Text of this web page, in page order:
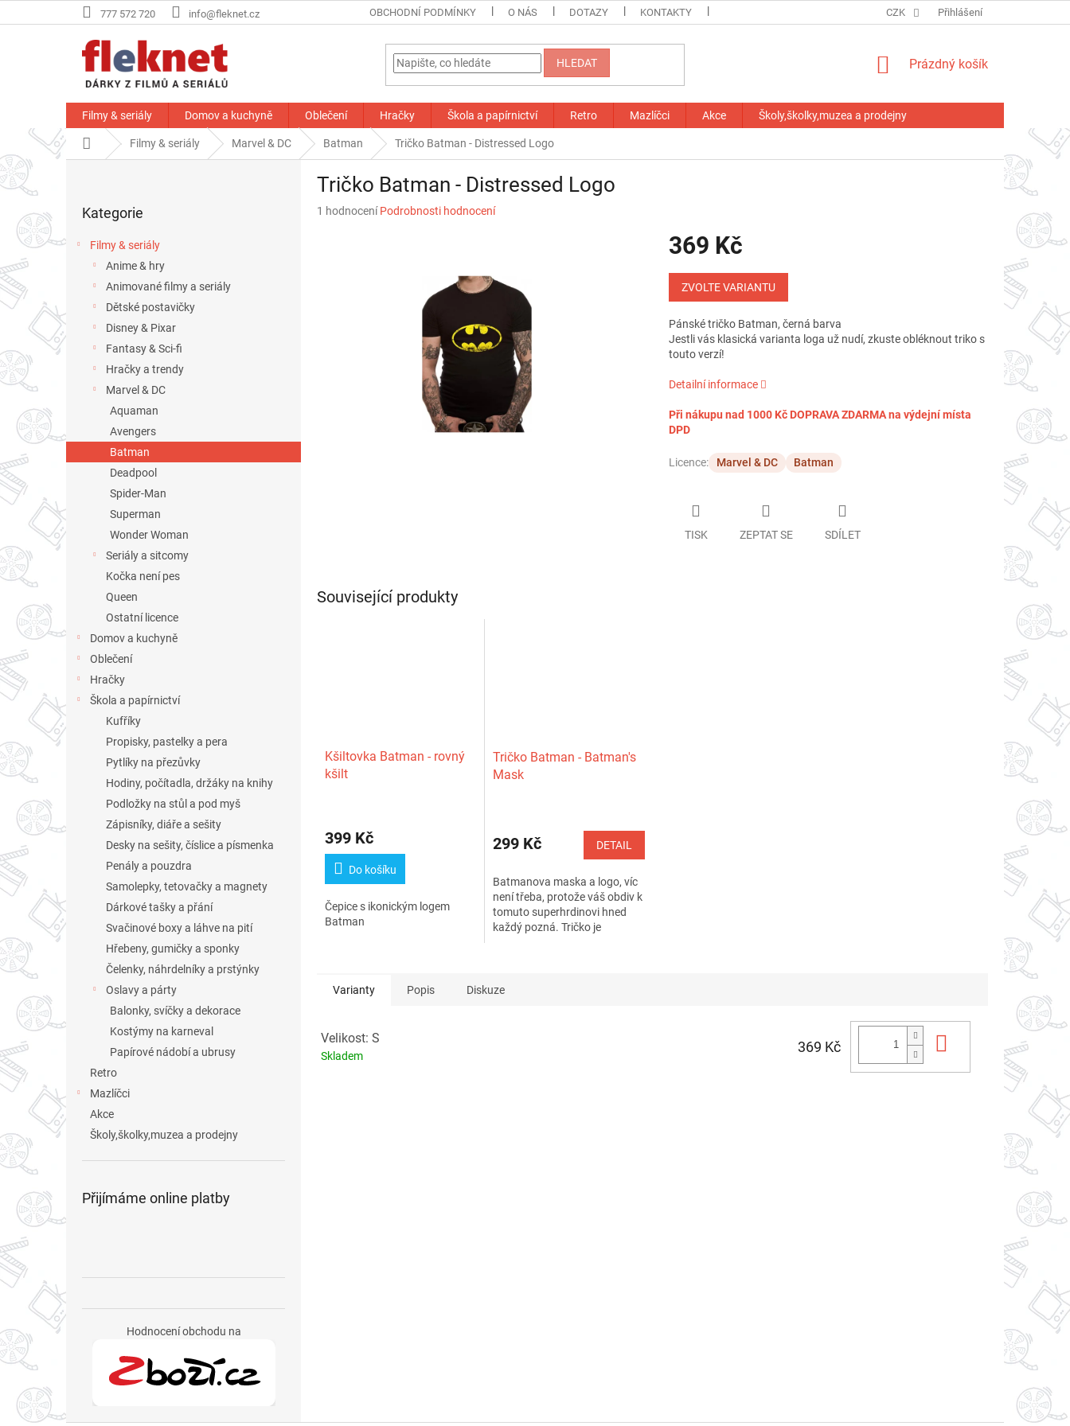
na
777 572 720 info@fleknet.cz OBCHODNÍ PODMÍNKY O NÁS DOTAZY KONTAKTY CZK Přihlášení
HLEDAT
NÁKUPNÍ
Prázdný košík
Filmy & seriály Domov a kuchyně Oblečení Hračky Škola a papírnictví Retro Mazlíčci Akce Školy,školky,muzea a prodejny
Domů Filmy & seriály Marvel & DC Batman Tričko Batman - Distressed Logo
r
p
a
kategorie
Kategorie
Filmy & seriály
Anime & hry
Animované filmy a seriály
Dětské postavičky
Disney & Pixar
Fantasy & Sci-fi
Hračky a trendy
Marvel & DC
Aquaman
Avengers
Batman
Deadpool
Spider-Man
Superman
Wonder Woman
Seriály a sitcomy
Kočka není pes
Queen
Ostatní licence
Domov a kuchyně
Oblečení
Hračky
Škola a papírnictví
Kufříky
Propisky, pastelky a pera
Pytlíky na přezůvky
Hodiny, počítadla, držáky na knihy
Podložky na stůl a pod myš
Zápisníky, diáře a sešity
Desky na sešity, číslice a písmenka
Penály a pouzdra
Samolepky, tetovačky a magnety
Dárkové tašky a přání
Svačinové boxy a láhve na pití
Hřebeny, gumičky a sponky
Čelenky, náhrdelníky a prstýnky
Oslavy a párty
Balonky, svíčky a dekorace
Kostýmy na karneval
Papírové nádobí a ubrusy
Retro
Mazlíčci
Akce
Školy,školky,muzea a prodejny
Přijímáme online platby
Hodnocení obchodu na
Tričko Batman - Distressed Logo
Průměrné
1 hodnocení Podrobnosti hodnocení
369 Kč
Měrná
cena:
ZVOLTE VARIANTU
Pánské tričko Batman, černá barva
Jestli vás klasická varianta loga už nudí, zkuste obléknout triko s
touto verzí!
Detailní informace
Při nákupu nad 1000 Kč DOPRAVA ZDARMA na výdejní místa
DPD
Licence: Marvel & DC Batman
TISK ZEPTAT SE SDÍLET
Související produkty
Kšiltovka Batman - rovný
kšilt
produktu
je
z
5
hvězdiček.
399 Kč
Do košíku
Čepice s ikonickým logem
Batman
Tričko Batman - Batman's
Mask
299 Kč DETAIL
Batmanova maska a logo, víc
není třeba, protože váš obdiv k
tomuto superhrdinovi hned
každý pozná. Tričko je
Varianty Popis Diskuze
Velikost: S
Skladem
369 Kč Do košíku